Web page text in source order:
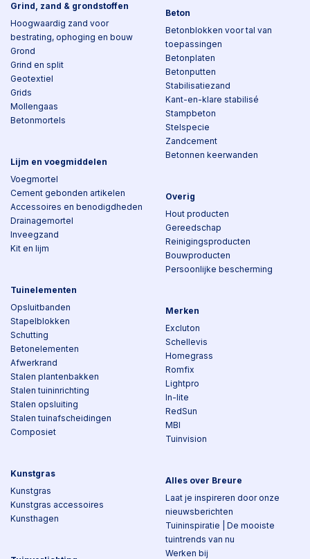
Grind, zand & grondstoffen
Hoogwaardig zand voor
bestrating, ophoging en bouw
Grond
Grind en split
Geotextiel
Grids
Mollengaas
Betonmortels
Lijm en voegmiddelen
Voegmortel
Cement gebonden artikelen
Accessoires en benodigdheden
Drainagemortel
Inveegzand
Kit en lijm
Tuinelementen
Opsluitbanden
Stapelblokken
Schutting
Betonelementen
Afwerkrand
Stalen plantenbakken
Stalen tuininrichting
Stalen opsluiting
Stalen tuinafscheidingen
Composiet
Kunstgras
Kunstgras
Kunstgras accessoires
Kunsthagen
Beton
Betonblokken voor tal van
toepassingen
Betonplaten
Betonputten
Stabilisatiezand
Kant-en-klare stabilisé
Stampbeton
Stelspecie
Zandcement
Betonnen keerwanden
Overig
Hout producten
Gereedschap
Reinigingsproducten
Bouwproducten
Persoonlijke bescherming
Merken
Excluton
Schellevis
Homegrass
Romfix
Lightpro
In-lite
RedSun
MBI
Tuinvision
Alles over Breure
Laat je inspireren door onze
nieuwsberichten
Tuininspiratie | De mooiste
tuintrends van nu
Werken bij